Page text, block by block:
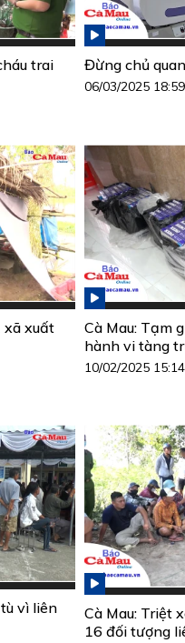
trai
Đừng chủ
06/03/2025 18:59
xã xuất
Cà Mau: Tạm
hành vi tàng
10/02/2025 15:14
vì liên
Cà Mau: Triệt
16 đối tượng